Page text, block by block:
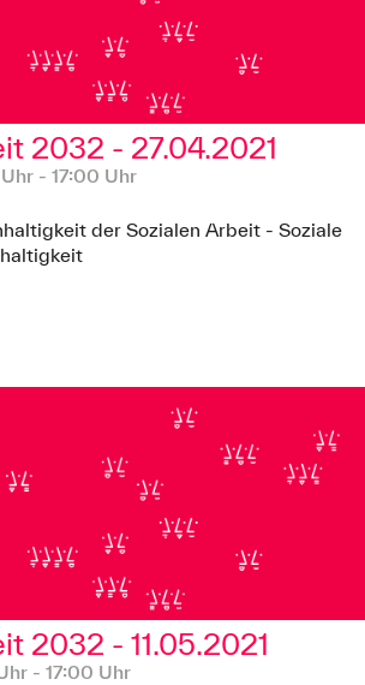
2032 - 27.04.2021
- 17:00 Uhr
der Sozialen Arbeit - Soziale
2032 - 11.05.2021
- 17:00 Uhr